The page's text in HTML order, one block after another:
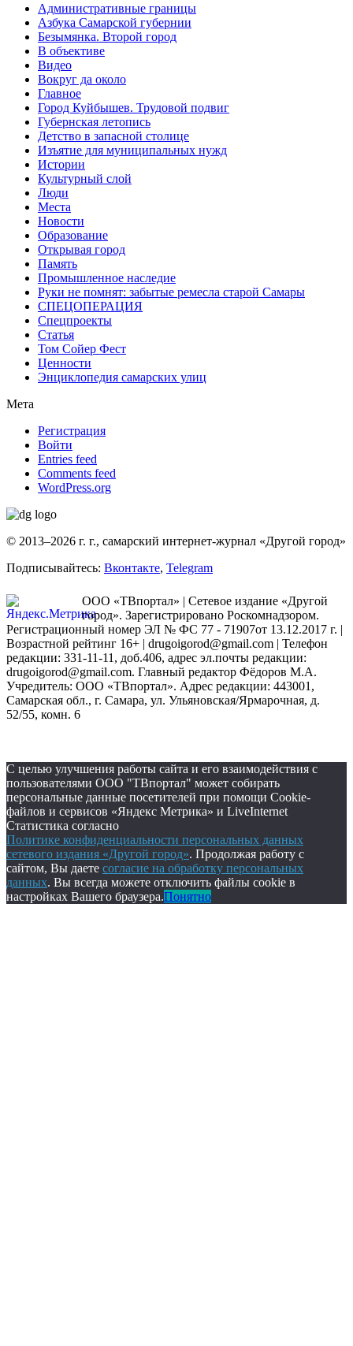
Административные границы
Азбука Самарской губернии
Безымянка. Второй город
В объективе
Видео
Вокруг да около
Главное
Город Куйбышев. Трудовой подвиг
Губернская летопись
Детство в запасной столице
Изъятие для муниципальных нужд
Истории
Культурный слой
Люди
Места
Новости
Образование
Открывая город
Память
Промышленное наследие
Руки не помнят: забытые ремесла старой Самары
СПЕЦОПЕРАЦИЯ
Спецпроекты
Статья
Том Сойер Фест
Ценности
Энциклопедия самарских улиц
Мета
Регистрация
Войти
Entries feed
Comments feed
WordPress.org
© 2013–2026 г. г., самарский интернет-журнал «Другой город»
Подписывайтесь: Вконтакте, Telegram
ООО «ТВпортал» | Сетевое издание «Другой
город». Зарегистрировано Роскомнадзором.
Регистрационный номер ЭЛ № ФС 77 - 71907от 13.12.2017 г. |
Возрастной рейтинг 16+ | drugoigorod@gmail.com | Телефон
редакции: 331-11-11, доб.406, адрес эл.почты редакции:
drugoigorod@gmail.com. Главный редактор Фёдоров М.А.
Учредитель: ООО «ТВпортал». Адрес редакции: 443001,
Самарская обл., г. Самара, ул. Ульяновская/Ярмарочная, д.
52/55, комн. 6
С целью улучшения работы сайта и его взаимодействия с
пользователями ООО "ТВпортал" может собирать
персональные данные посетителей при помощи Cookie-
файлов и сервисов «Яндекс Метрика» и LiveInternet
Статистика согласно
Политике конфиденциальности персональных данных
сетевого издания «Другой город». Продолжая работу с
сайтом, Вы даете согласие на обработку персональных
данных. Вы всегда можете отключить файлы cookie в
настройках Вашего браузера.Понятно